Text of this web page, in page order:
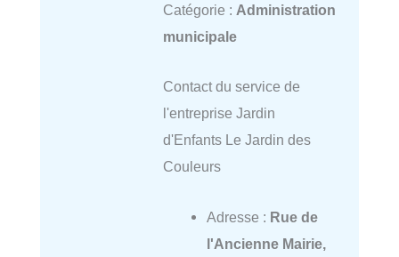
Catégorie : Administration
municipale
Contact du service de
l'entreprise Jardin
d'Enfants Le Jardin des
Couleurs
Adresse : Rue de
l'Ancienne Mairie,